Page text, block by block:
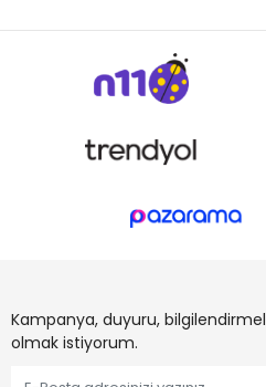
Kampanya, duyuru,
olmak istiyorum.